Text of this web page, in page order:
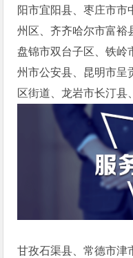
阳市宜阳县、枣庄市市
州区、齐齐哈尔市富裕
盘锦市双台子区、铁岭
州市公安县、昆明市呈
区街道、龙岩市长汀县
甘孜石渠县、常德市津